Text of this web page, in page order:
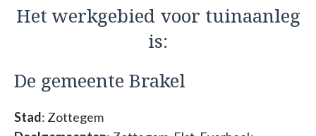
Het werkgebied voor tuinaanleg
is:
De gemeente Brakel
Stad: Zottegem